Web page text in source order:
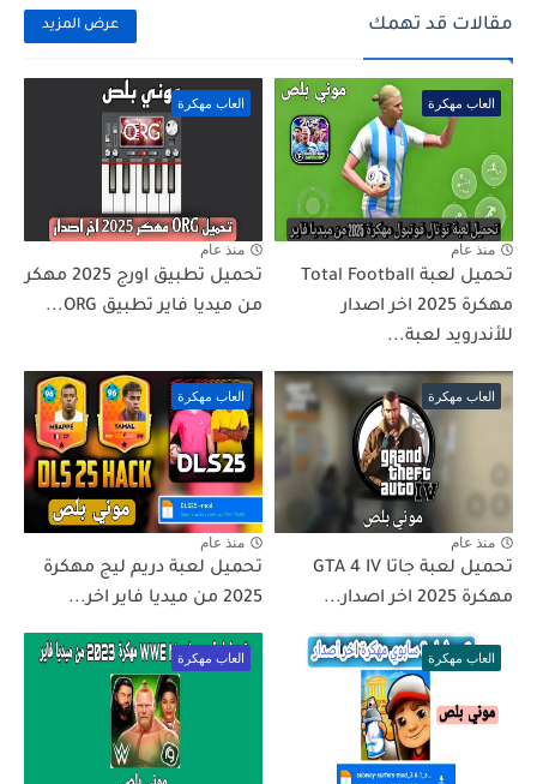
مقالات قد تهمك عرض المزيد
العاب مهكرة
منذ عام
تحميل لعبة Total Football
مهكرة 2025 اخر اصدار
للأندرويد لعبة...
العاب مهكرة
منذ عام
تحميل تطبيق اورج 2025 مهكر
من ميديا فاير تطبيق ORG...
العاب مهكرة
منذ عام
تحميل لعبة جاتا GTA 4 IV
مهكرة 2025 اخر اصدار...
العاب مهكرة
منذ عام
تحميل لعبة دريم ليج مهكرة
2025 من ميديا فاير اخر...
العاب مهكرة العاب مهكرة